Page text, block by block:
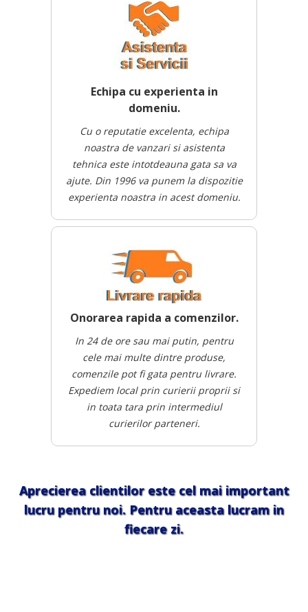
Echipa cu experienta in
domeniu.
Cu o reputatie excelenta, echipa
noastra de vanzari si asistenta
tehnica este intotdeauna gata sa va
ajute. Din 1996 va punem la dispozitie
experienta noastra in acest domeniu.
Onorarea rapida a comenzilor.
In 24 de ore sau mai putin, pentru
cele mai multe dintre produse,
comenzile pot fi gata pentru livrare.
Expediem local prin curierii proprii si
in toata tara prin intermediul
curierilor parteneri.
Aprecierea clientilor este cel mai important
lucru pentru noi. Pentru aceasta lucram in
fiecare zi.